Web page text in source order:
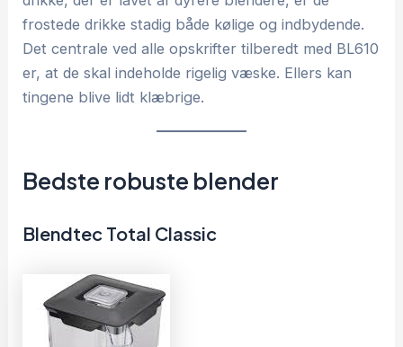
frostede drikke stadig både kølige og indbydende.
Det centrale ved alle opskrifter tilberedt med BL610
er, at de skal indeholde rigelig væske. Ellers kan
tingene blive lidt klæbrige.
Bedste robuste blender
Blendtec Total Classic